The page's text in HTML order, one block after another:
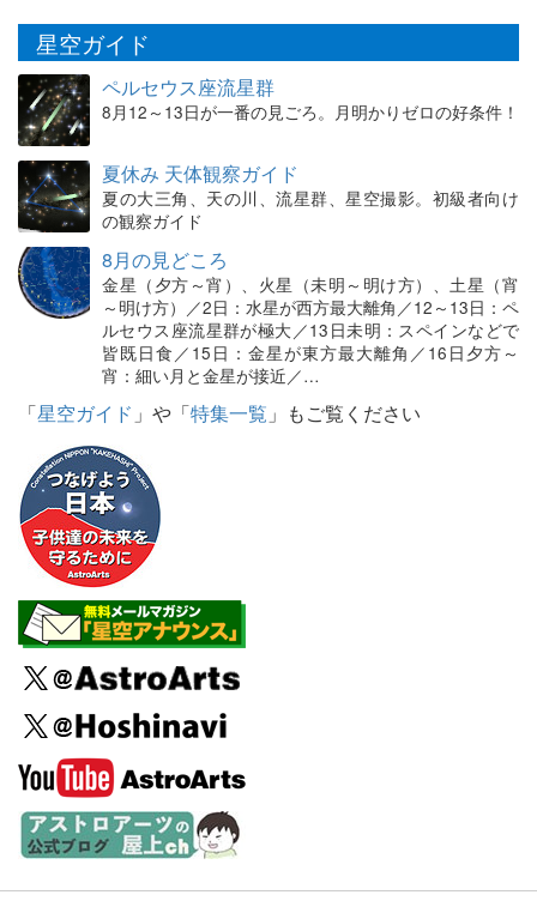
星空ガイド
ペルセウス座流星群
8月12～13日が一番の見ごろ。月明かりゼロの好条件！
夏休み 天体観察ガイド
夏の大三角、天の川、流星群、星空撮影。初級者向け
の観察ガイド
8月の見どころ
金星（夕方～宵）、火星（未明～明け方）、土星（宵
～明け方）／2日：水星が西方最大離角／12～13日：ペ
ルセウス座流星群が極大／13日未明：スペインなどで
皆既日食／15日：金星が東方最大離角／16日夕方～
宵：細い月と金星が接近／…
「星空ガイド 」や「特集一覧 」もご覧ください